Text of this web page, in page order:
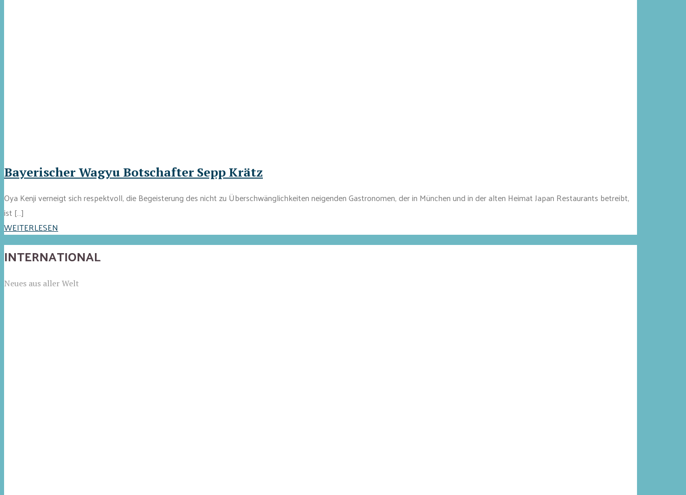
Bayerischer Wagyu Botschafter Sepp Krätz
Oya Kenji verneigt sich respektvoll, die Begeisterung des nicht zu Überschwänglichkeiten neigenden Gastronomen, der in München und in der alten Heimat Japan Restaurants betreibt,
ist […]
WEITERLESEN
INTERNATIONAL
Neues aus aller Welt